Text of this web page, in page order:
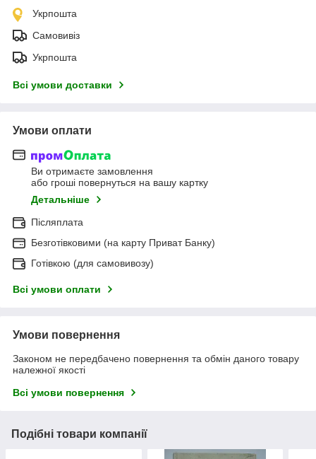
Укрпошта
Самовивіз
Укрпошта
Всі умови доставки
Умови оплати
Ви отримаєте замовлення
або гроші повернуться на вашу картку
Детальніше
Післяплата
Безготівковими (на карту Приват Банку)
Готівкою (для самовивозу)
Всі умови оплати
Умови повернення
Законом не передбачено повернення та обмін даного товару
належної якості
Всі умови повернення
Подібні товари компанії